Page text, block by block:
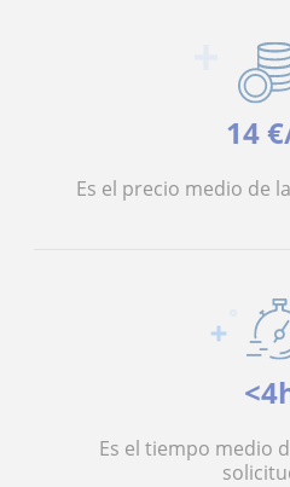
14
Es el precio medio de
Es el tiempo medio